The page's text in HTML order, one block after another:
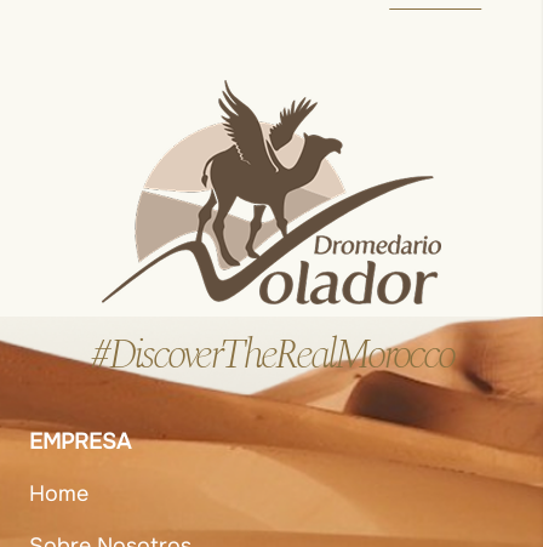
#DiscoverTheRealMorocco
EMPRESA
Home